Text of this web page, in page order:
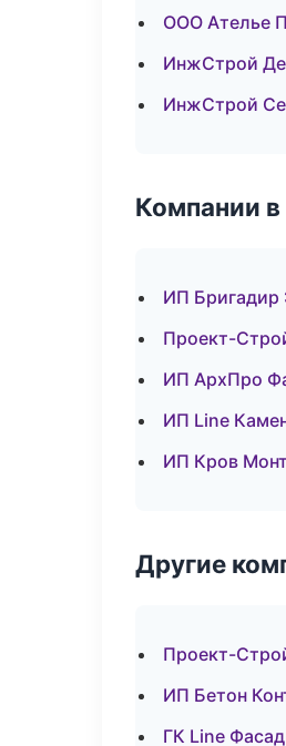
ООО Ателье
ИнжСтрой
ИнжСтрой
Компании
ИП
Проект-
ИП АрхПро
ИП Line
ИП Кров
Другие
Проект-
ИП Бетон
ГК Line